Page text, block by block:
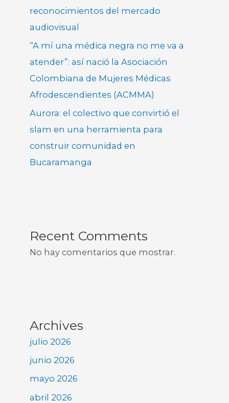
reconocimientos del mercado
audiovisual
“A mí una médica negra no me va a
atender”: así nació la Asociación
Colombiana de Mujeres Médicas
Afrodescendientes (ACMMA)
Aurora: el colectivo que convirtió el
slam en una herramienta para
construir comunidad en
Bucaramanga
Recent Comments
No hay comentarios que mostrar.
Archives
julio 2026
junio 2026
mayo 2026
abril 2026